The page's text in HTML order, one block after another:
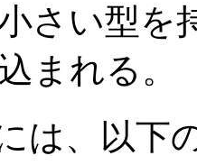
さい型を
まれる。
は、以下